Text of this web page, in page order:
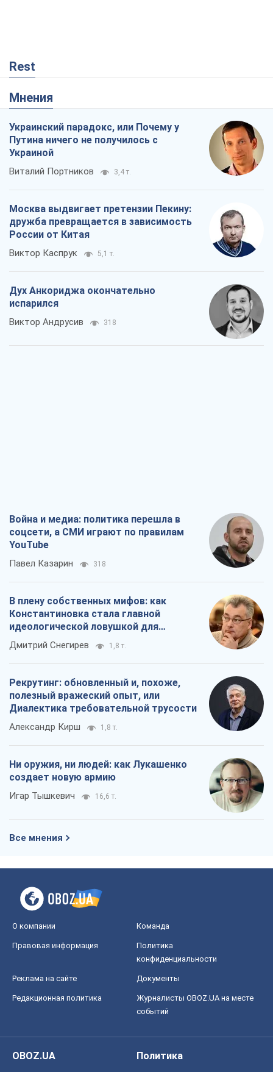
Rest
Мнения
Украинский парадокс, или Почему у
Путина ничего не получилось с
Украиной
Виталий Портников 3,4 т.
Москва выдвигает претензии Пекину:
дружба превращается в зависимость
России от Китая
Виктор Каспрук 5,1 т.
Дух Анкориджа окончательно
испарился
Виктор Андрусив 318
Война и медиа: политика перешла в
соцсети, а СМИ играют по правилам
YouTube
Павел Казарин 318
В плену собственных мифов: как
Константиновка стала главной
идеологической ловушкой для
российских оккупантов
Дмитрий Снегирев 1,8 т.
Рекрутинг: обновленный и, похоже,
полезный вражеский опыт, или
Диалектика требовательной трусости
Александр Кирш 1,8 т.
Ни оружия, ни людей: как Лукашенко
создает новую армию
Игар Тышкевич 16,6 т.
Все мнения
О компании Команда
Правовая информация
Политика
конфиденциальности
Реклама на сайте Документы
Редакционная политика
Журналисты OBOZ.UA на месте
событий
OBOZ.UA
Политика